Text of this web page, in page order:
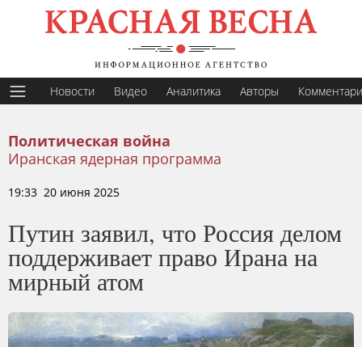
Новости Видео Аналитика Авторы
Политическая война
Иранская ядерная программа
19:33 20 июня 2025
Путин заявил, что Россия делом
поддерживает право Ирана на
мирный атом